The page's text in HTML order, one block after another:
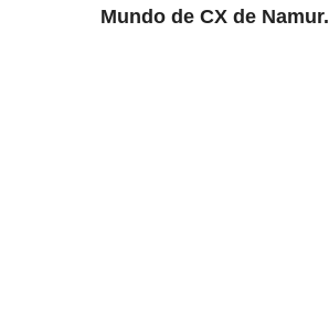
Mundo de CX de Namur.